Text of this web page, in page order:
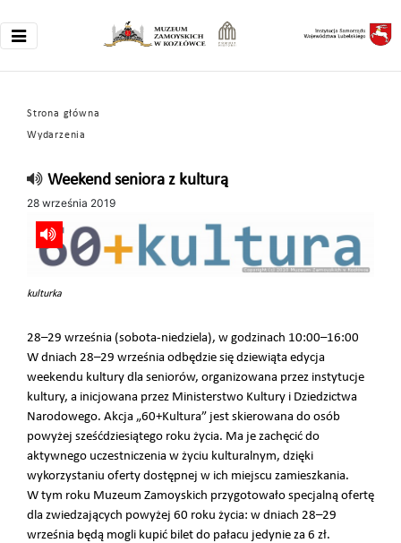
Strona główna
Wydarzenia
Weekend seniora z kulturą
28 września 2019
kulturka
28–29 września (sobota-niedziela), w godzinach 10:00–16:00
W dniach 28–29 września odbędzie się dziewiąta edycja
weekendu kultury dla seniorów, organizowana przez instytucje
kultury, a inicjowana przez Ministerstwo Kultury i Dziedzictwa
Narodowego. Akcja „60+Kultura” jest skierowana do osób
powyżej sześćdziesiątego roku życia. Ma je zachęcić do
aktywnego uczestniczenia w życiu kulturalnym, dzięki
wykorzystaniu oferty dostępnej w ich miejscu zamieszkania.
W tym roku Muzeum Zamoyskich przygotowało specjalną ofertę
dla zwiedzających powyżej 60 roku życia: w dniach 28–29
września będą mogli kupić bilet do pałacu jedynie za 6 zł.